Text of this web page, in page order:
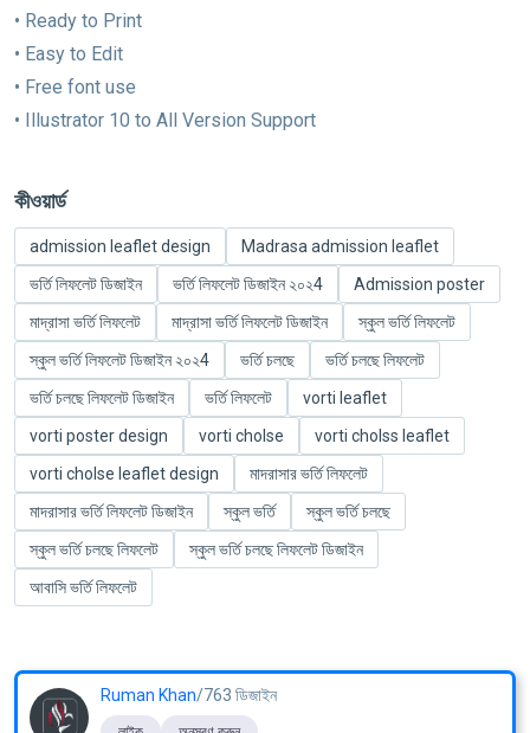
• Ready to Print
• Easy to Edit
• Free font use
• Illustrator 10 to All Version Support
কীওয়ার্ড
admission leaflet design
Madrasa admission leaflet
ভর্তি লিফলেট ডিজাইন
ভর্তি লিফলেট ডিজাইন ২০২4
Admission poster
মাদ্রাসা ভর্তি লিফলেট
মাদ্রাসা ভর্তি লিফলেট ডিজাইন
স্কুল ভর্তি লিফলেট
স্কুল ভর্তি লিফলেট ডিজাইন ২০২4
ভর্তি চলছে
ভর্তি চলছে লিফলেট
ভর্তি চলছে লিফলেট ডিজাইন
ভর্তি লিফলেট
vorti leaflet
vorti poster design
vorti cholse
vorti cholss leaflet
vorti cholse leaflet design
মাদরাসার ভর্তি লিফলেট
মাদরাসার ভর্তি লিফলেট ডিজাইন
স্কুল ভর্তি
স্কুল ভর্তি চলছে
স্কুল ভর্তি চলছে লিফলেট
স্কুল ভর্তি চলছে লিফলেট ডিজাইন
আবাসি ভর্তি লিফলেট
Ruman Khan/763 ডিজাইন